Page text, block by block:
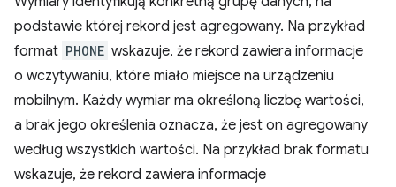
podstawie której rekord jest agregowany. Na przykład
format PHONE wskazuje, że rekord zawiera informacje
o wczytywaniu, które miało miejsce na urządzeniu
mobilnym. Każdy wymiar ma określoną liczbę wartości,
a brak jego określenia oznacza, że jest on agregowany
według wszystkich wartości. Na przykład brak formatu
wskazuje, że rekord zawiera informacje